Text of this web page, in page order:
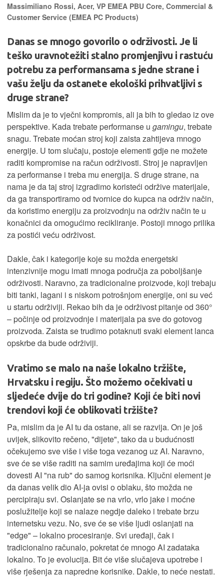
Massimiliano Rossi, Acer, VP EMEA PBU Core, Commercial &
Customer Service (EMEA PC Products)
Danas se mnogo govorilo o održivosti. Je li
teško uravnotežiti stalno promjenjivu i rastuću
potrebu za performansama s jedne strane i
vašu želju da ostanete ekološki prihvatljivi s
druge strane?
Mislim da je to vječni kompromis, ali ja bih to gledao iz ove
perspektive. Kada trebate performanse u gamingu, trebate
snagu. Trebate moćan stroj koji zaista zahtijeva mnogo
energije. U tom slučaju, postoje elementi gdje ne možete
raditi kompromise na račun održivosti. Stroj je napravljen
za performanse i treba mu energija. S druge strane, na
nama je da taj stroj izgradimo koristeći održive materijale,
da ga transportiramo od tvornice do kupca na održiv način,
da koristimo energiju za proizvodnju na održiv način te u
konačnici da omogućimo recikliranje. Postoji mnogo prilika
za postići veću održivost.
Dakle, čak i kategorije koje su možda energetski
intenzivnije mogu imati mnoga područja za poboljšanje
održivosti. Naravno, za tradicionalne proizvode, koji trebaju
biti tanki, lagani i s niskom potrošnjom energije, oni su već
u startu održiviji. Rekao bih da je održivost pitanje od 360°
– počinje od proizvodnje i materijala pa sve do gotovog
proizvoda. Zaista se trudimo potaknuti svaki element lanca
opskrbe da bude održiviji.
Vratimo se malo na naše lokalno tržište,
Hrvatsku i regiju. Što možemo očekivati u
sljedeće dvije do tri godine? Koji će biti novi
trendovi koji će oblikovati tržište?
Pa, mislim da je AI tu da ostane, ali se razvija. On je još
uvijek, slikovito rečeno, "dijete", tako da u budućnosti
očekujemo sve više i više toga vezanog uz AI. Naravno,
sve će se više raditi na samim uređajima koji će moći
dovesti AI "na rub" do samog korisnika. Ključni element je
da danas velik dio AI-ja ovisi o oblaku, što možda ne
percipiraju svi. Oslanjate se na vrlo, vrlo jake i moćne
poslužitelje koji se nalaze negdje daleko i trebate brzu
internetsku vezu. No, sve će se više ljudi oslanjati na
"edge" – lokalno procesiranje. Svi uređaji, čak i
tradicionalno računalo, pokretat će mnogo AI zadataka
lokalno. To je evolucija. Bit će više slučajeva upotrebe i
više rješenja za napredne korisnike. Dakle, to neće nestati.